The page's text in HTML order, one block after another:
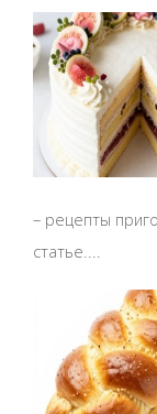
– рецепты
статье....